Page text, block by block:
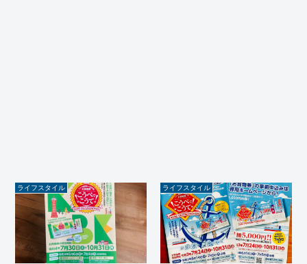
ライフスタイル ライフスタイル